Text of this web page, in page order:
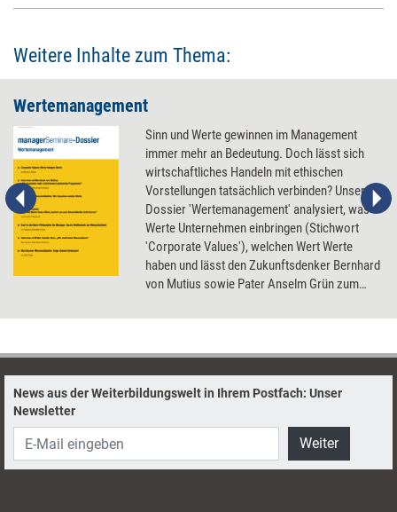
Weitere Inhalte zum Thema:
Wertemanagement
Sinn und Werte gewinnen im Management
immer mehr an Bedeutung. Doch lässt sich
wirtschaftliches Handeln mit ethischen
Vorstellungen tatsächlich verbinden? Unser
Dossier 'Wertemanagement' analysiert, was
Werte Unternehmen einbringen (Stichwort
'Corporate Values'), welchen Wert Werte
haben und lässt den Zukunftsdenker Bernhard
von Mutius sowie Pater Anselm Grün zum
News aus der Weiterbildungswelt in Ihrem Postfach: Unser
Newsletter
Weiter